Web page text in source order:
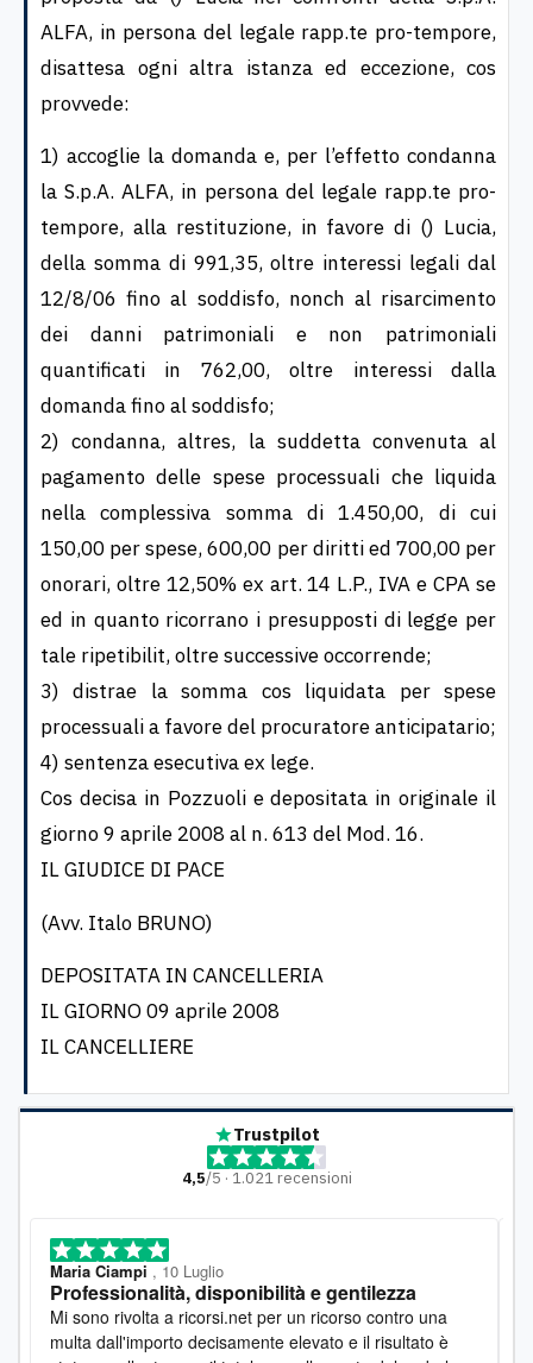
ALFA, in persona del legale rapp.te pro-tempore,
disattesa ogni altra istanza ed eccezione, cos
provvede:
1) accoglie la domanda e, per l’effetto condanna
la S.p.A. ALFA, in persona del legale rapp.te pro-
tempore, alla restituzione, in favore di () Lucia,
della somma di 991,35, oltre interessi legali dal
12/8/06 fino al soddisfo, nonch al risarcimento
dei danni patrimoniali e non patrimoniali
quantificati in 762,00, oltre interessi dalla
domanda fino al soddisfo;
2) condanna, altres, la suddetta convenuta al
pagamento delle spese processuali che liquida
nella complessiva somma di 1.450,00, di cui
150,00 per spese, 600,00 per diritti ed 700,00 per
onorari, oltre 12,50% ex art. 14 L.P., IVA e CPA se
ed in quanto ricorrano i presupposti di legge per
tale ripetibilit, oltre successive occorrende;
3) distrae la somma cos liquidata per spese
processuali a favore del procuratore anticipatario;
4) sentenza esecutiva ex lege.
Cos decisa in Pozzuoli e depositata in originale il
giorno 9 aprile 2008 al n. 613 del Mod. 16.
IL GIUDICE DI PACE
(Avv. Italo BRUNO)
DEPOSITATA IN CANCELLERIA
IL GIORNO 09 aprile 2008
IL CANCELLIERE
Trustpilot
4,5/5 · 1.021 recensioni
Maria Ciampi , 10 Luglio
Professionalità, disponibilità e gentilezza
Mi sono rivolta a ricorsi.net per un ricorso contro una
multa dall'importo decisamente elevato e il risultato è